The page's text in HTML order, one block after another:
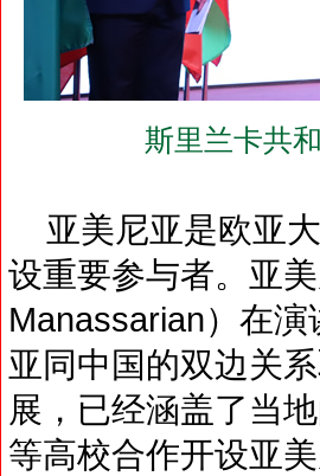
斯里兰卡共
亚美尼亚是欧亚大
设重要参与者。亚
Manassarian）在演
亚同中国的双边关
展，已经涵盖了当
等高校合作开设亚